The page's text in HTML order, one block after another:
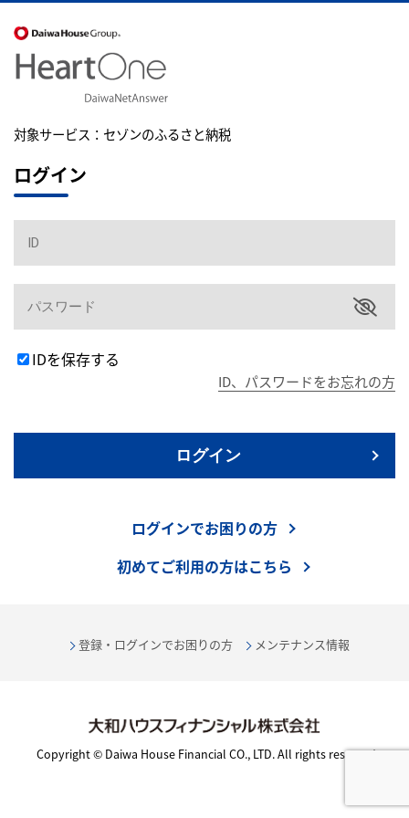
対象サービス： セゾンのふるさと納税
ログイン
IDを保存する
ID、パスワードをお忘れの方
ログイン
ログインでお困りの方
初めてご利用の方はこちら
登録・ログインでお困りの方 メンテナンス情報
Copyright © Daiwa House Financial CO., LTD. All rights reserved.